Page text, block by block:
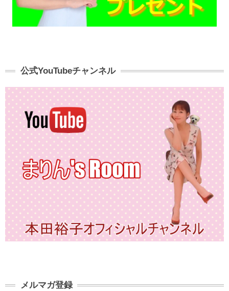
公式YouTubeチャンネル
メルマガ登録